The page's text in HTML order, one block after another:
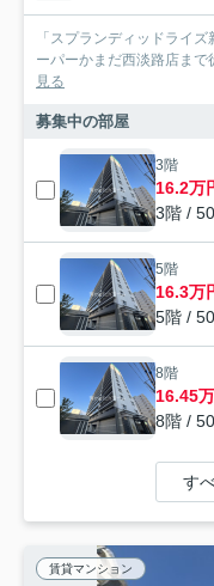
「スプランディッドライ
ーパーかまだ西淡路店ま
見る
募集中の部屋
3階
16.2万
3階 /
5階
16.3万
5階 /
8階
16.45
8階 /
す
賃貸マンション